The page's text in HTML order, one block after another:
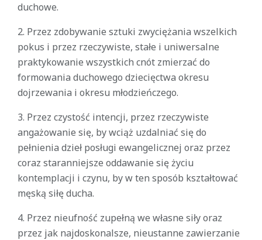
duchowe.
2. Przez zdobywanie sztuki zwyciężania wszelkich
pokus i przez rzeczywiste, stałe i uniwersalne
praktykowanie wszystkich cnót zmierzać do
formowania duchowego dziecięctwa okresu
dojrzewania i okresu młodzieńczego.
3. Przez czystość intencji, przez rzeczywiste
angażowanie się, by wciąż uzdalniać się do
pełnienia dzieł posługi ewangelicznej oraz przez
coraz staranniejsze oddawanie się życiu
kontemplacji i czynu, by w ten sposób kształtować
męską siłę ducha.
4. Przez nieufność zupełną we własne siły oraz
przez jak najdoskonalsze, nieustanne zawierzanie